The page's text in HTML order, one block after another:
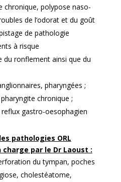
chronique, polypose naso-
de l’odorat et du goût
de pathologie
à risque
du ronflement ainsi que du
pharyngées ;
chronique ;
gastro-oesophagien
pathologies ORL
par le Dr Laoust :
du tympan, poches
cholestéatome,